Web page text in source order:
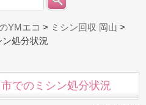
YMエコ > ミシン回収 岡山 >
処分状況
でのミシン処分状況